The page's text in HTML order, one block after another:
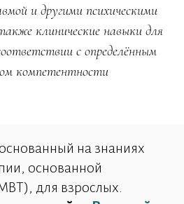
и другими психическими
клинические навыки для
с определённым
компетентности
на знаниях
основанной
для взрослых.